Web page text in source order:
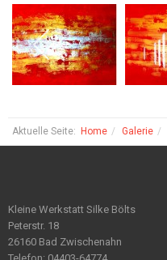
Aktuelle Seite: Home Galerie
Kleine Werkstatt Silke Bölts
Peterstr. 18
26160 Bad Zwischenahn